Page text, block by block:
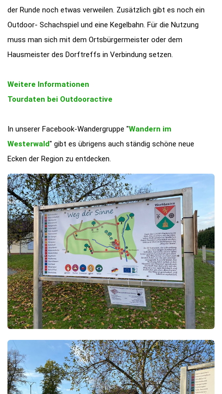
der Runde noch etwas verweilen. Zusätzlich gibt es noch ein
Outdoor- Schachspiel und eine Kegelbahn. Für die Nutzung
muss man sich mit dem Ortsbürgermeister oder dem
Hausmeister des Dorftreffs in Verbindung setzen.
Weitere Informationen
Tourdaten bei Outdooractive
In unserer Facebook-Wandergruppe "Wandern im
Westerwald" gibt es übrigens auch ständig schöne neue
Ecken der Region zu entdecken.